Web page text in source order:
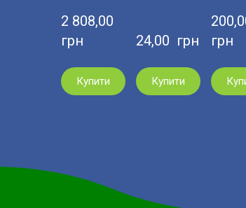
2 808,00
грн
Купити
24,00  грн
Купити
грн